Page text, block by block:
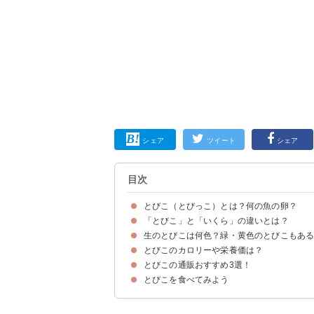
シェア ツイート シェア
目次
とびこ（とびっこ）とは？何の魚の卵？
とびこはトビウオの卵
「とびこ」と「とびっこ」の違い
「とびこ」と「いくら」の違いとは？
①親の魚
②味わい・食感
生のとびこは何色？緑・黄色のとびこもあ
生のとびこは黄色
とびこは着色さていることがほとんど
とびこのカロリーや栄養価は？
とびこのカロリーを他の魚の卵と比較
とびこの栄養価・効能
とびこの通販おすすめ3選！
①とびっこ味くらべ 4品セット（3000円）
②とびこ 200g（798円）
③とびっ子 とびっこ 140g（980円）
とびこを食べてみよう